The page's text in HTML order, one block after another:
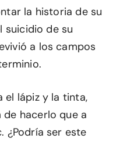
la historia de su
suicidio de su
a los campos
el lápiz y la tinta,
hacerlo que a
¿Podría ser este